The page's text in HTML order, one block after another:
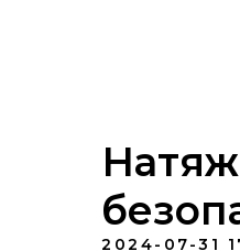
2024-07-31